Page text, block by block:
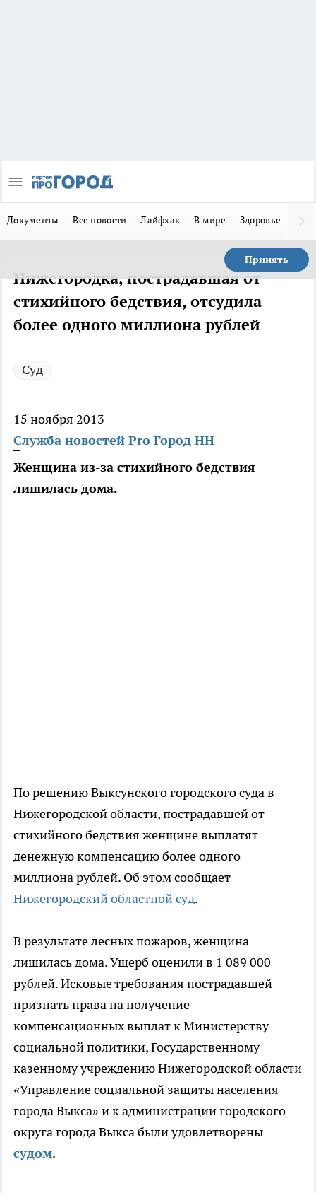
Документы Все новости Лайфхак В мире Здоровье
Принять
Нижегородка, пострадавшая от
стихийного бедствия, отсудила
более одного миллиона рублей
Суд
15 ноября 2013
Служба новостей Pro Город НН
Женщина из-за стихийного бедствия
лишилась дома.
По решению Выксунского городского суда в
Нижегородской области, пострадавшей от
стихийного бедствия женщине выплатят
денежную компенсацию более одного
миллиона рублей. Об этом сообщает
Нижегородский областной суд.
В результате лесных пожаров, женщина
лишилась дома. Ущерб оценили в 1 089 000
рублей. Исковые требования пострадавшей
признать права на получение
компенсационных выплат к Министерству
социальной политики, Государственному
казенному учреждению Нижегородской области
«Управление социальной защиты населения
города Выкса» и к администрации городского
округа города Выкса были удовлетворены
судом.